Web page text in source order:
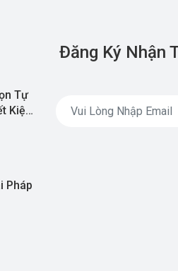
Tự
Kiệm
Pháp
Đăng Ký Nhận